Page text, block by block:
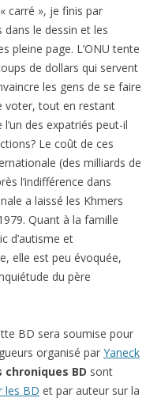
carré », je finis par
le dessin et les
pleine page. L’ONU tente
de dollars qui servent
les gens de se faire
voter, tout en restant
des expatriés peut-il
Le coût de ces
(des milliards de
l’indifférence dans
a laissé les Khmers
Quant à la famille
d’autisme et
elle est peu évoquée,
du père
BD sera soumise pour
organisé par Yaneck
chroniques BD sont
les BD et par auteur sur la